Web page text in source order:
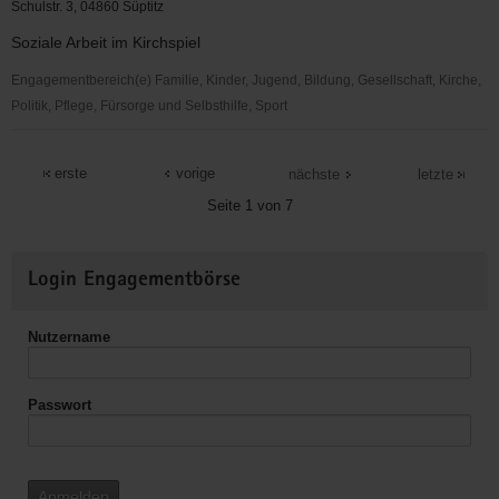
Schulstr. 3, 04860 Süptitz
Soziale Arbeit im Kirchspiel
Engagementbereich(e) Familie, Kinder, Jugend, Bildung, Gesellschaft, Kirche,
Politik, Pflege, Fürsorge und Selbsthilfe, Sport
Kirchspiel
erste
vorige
Seite 1 von 7
nächste letzte
Informationen
Login Engagementbörse
Nutzername
Passwort